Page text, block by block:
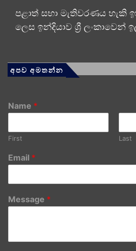
පළාත් සභා මැතිවරණය
ලෙස ඉන්දියාව ශ්‍රී ලංකාවෙන්
අපව අමතන්න
Name *
First Last
Email *
Message *